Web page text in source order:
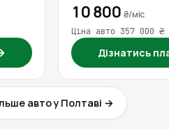
10 800 ₴/міс
Ціна авто 357 000 ₴
Дізнатись
авто у Полтаві →